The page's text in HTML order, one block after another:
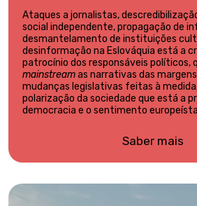
Ataques a jornalistas,
social independente, propagação de
desmantelamento de instituições
desinformação na Eslováquia está a
patrocínio dos responsáveis políticos,
mainstreamas narrativas das
mudanças legislativas feitas à
polarização da sociedade que está a
democracia e o sentimento
Saber mais